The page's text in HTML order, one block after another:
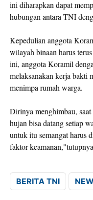
ini diharapkan dapat
hubungan antara TNI
Kepedulian anggota
wilayah binaan harus
ini, anggota Koramil
melaksanakan kerja bakti
menimpa rumah warga.
Dirinya menghimbau, saat
hujan bisa datang setiap
untuk itu semangat harus
faktor
BERITA TNI